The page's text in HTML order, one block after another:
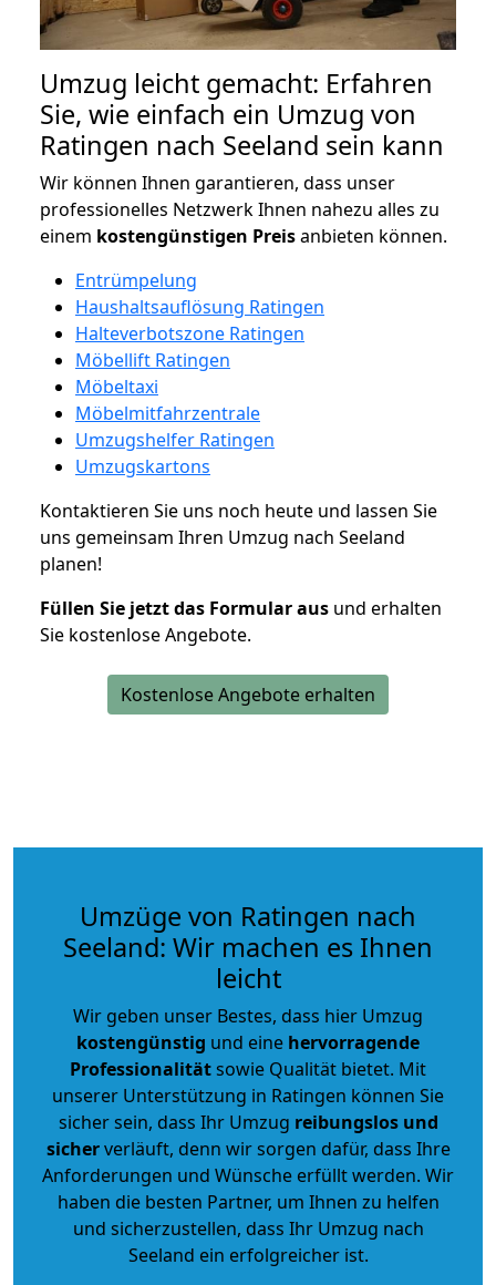
Umzug leicht gemacht: Erfahren
Sie, wie einfach ein Umzug von
Ratingen nach Seeland sein kann
Wir können Ihnen garantieren, dass unser
professionelles Netzwerk Ihnen nahezu alles zu
einem kostengünstigen Preisanbieten können.
Entrümpelung
Haushaltsauflösung Ratingen
Halteverbotszone Ratingen
Möbellift Ratingen
Möbeltaxi
Möbelmitfahrzentrale
Umzugshelfer Ratingen
Umzugskartons
Kontaktieren Sie uns noch heute und lassen Sie
uns gemeinsam Ihren Umzug nach Seeland
planen!
Füllen Sie jetzt das Formular aus und erhalten
Sie kostenlose Angebote.
Kostenlose Angebote erhalten
Umzüge von Ratingen nach
Seeland: Wir machen es Ihnen
leicht
Wir geben unser Bestes, dass hier Umzug
kostengünstig und eine hervorragende
Professionalitätsowie Qualität bietet. Mit
unserer Unterstützung in Ratingen können Sie
sicher sein, dass Ihr Umzug reibungslos und
sicherverläuft, denn wir sorgen dafür, dass Ihre
Anforderungen und Wünsche erfüllt werden. Wir
haben die besten Partner, um Ihnen zu helfen
und sicherzustellen, dass Ihr Umzug nach
Seeland ein erfolgreicher ist.